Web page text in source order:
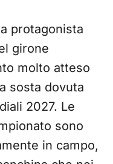
protagonista
girone
molto atteso
sosta dovuta
2027. Le
sono
in campo,